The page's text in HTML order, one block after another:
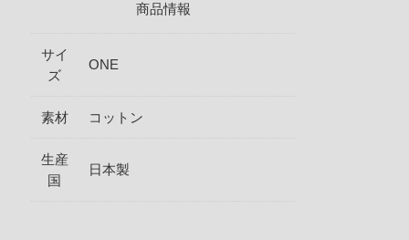
商品情報
サイ
ズ
ONE
素材 コットン
生産
国
日本製